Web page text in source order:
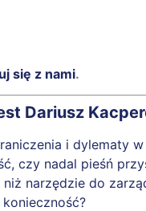
się z nami.
Dariusz
i dylematy
czy nadal pieśń
narzędzie do